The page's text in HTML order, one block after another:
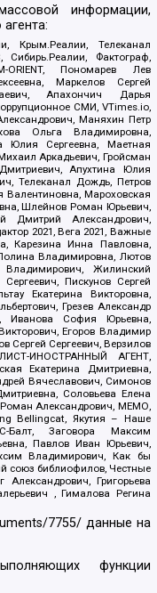
информации,
Крым.Реалии, Телеканал
Фактограф,
ORIENT, Пономарев Лев
Маркелов Сергей
Апахончич Дарья
СМИ, VTimes.io,
Маняхин Петр
Ольга Владимировна,
Юлия Сергеевна, Маетная
Аркадьевич, Гройсман
Апухтина Юлия
Телеканал Дождь, Петров
Мароховская
Шлейнов Роман Юрьевич,
Дмитрий Александрович,
2021, Вега 2021, Важные
Карезина Инна Павловна,
Владимировна, Лютов
Жилинский
Пискунов Сергей
Екатерина Викторовна,
Грезев Александр
Иванова София Юрьевна,
Егоров Владимир
Сергей Сергеевич, Верзилов
ИНОСТРАННЫЙ АГЕНТ,
Екатерина Дмитриевна,
Вячеславович, Симонов
Соловьева Елена
Александрович, МЕМО,
Bellingcat, Якутия – Наше
Заговора Максим
Павлов Иван Юрьевич,
Владимирович, Как бы
союз библиофилов, Честные
Григорьева
, Гималова Регина
7755/ данные на
функции